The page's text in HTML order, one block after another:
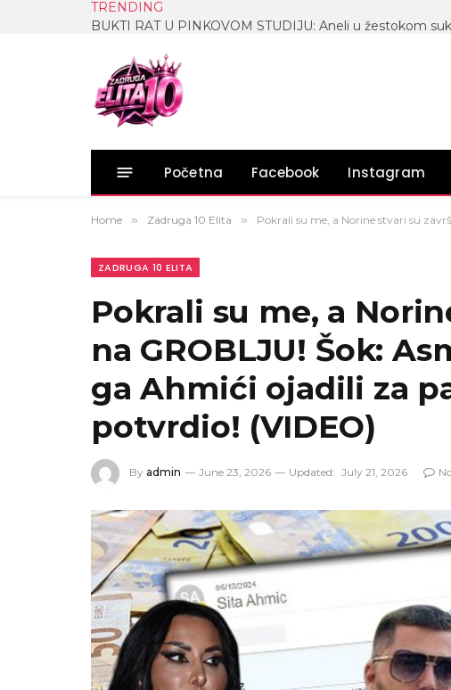
TRENDING
Početna Facebook Instagram
Home » Zadruga 10 Elita » Pokrali su me, a Norine stvari su
ZADRUGA 10 ELITA
Pokrali su me, a
na GROBLJU! Šok:
ga Ahmići ojadili za
potvrdio! (VIDEO)
By admin June 23, 2026 Updated: July 21, 2026